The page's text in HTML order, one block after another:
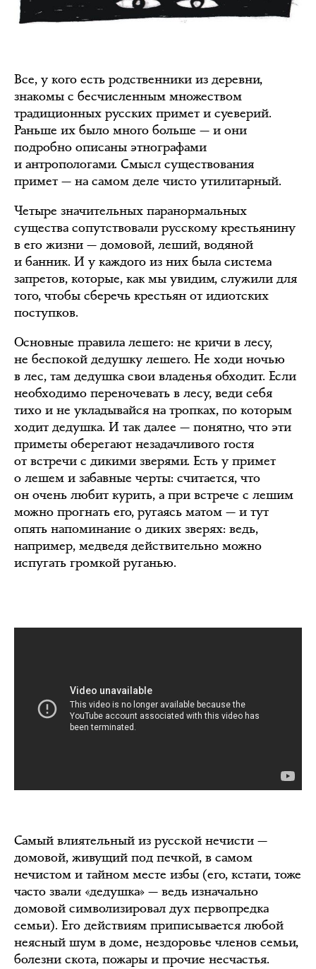
Все, у кого есть родственники из деревни,
знакомы с бесчисленным множеством
традиционных русских примет и суеверий.
Раньше их было много больше — и они
подробно описаны этнографами
и антропологами. Смысл существования
примет — на самом деле чисто утилитарный.
Четыре значительных паранормальных
существа сопутствовали русскому крестьянину
в его жизни — домовой, леший, водяной
и банник. И у каждого из них была система
запретов, которые, как мы увидим, служили для
того, чтобы сберечь крестьян от идиотских
поступков.
Основные правила лешего: не кричи в лесу,
не беспокой дедушку лешего. Не ходи ночью
в лес, там дедушка свои владенья обходит. Если
необходимо переночевать в лесу, веди себя
тихо и не укладывайся на тропках, по которым
ходит дедушка. И так далее — понятно, что эти
приметы оберегают незадачливого гостя
от встречи с дикими зверями. Есть у примет
о лешем и забавные черты: считается, что
он очень любит курить, а при встрече с лешим
можно прогнать его, ругаясь матом — и тут
опять напоминание о диких зверях: ведь,
например, медведя действительно можно
испугать громкой руганью.
Самый влиятельный из русской нечисти —
домовой, живущий под печкой, в самом
нечистом и тайном месте избы (его, кстати, тоже
часто звали «дедушка» — ведь изначально
домовой символизировал дух первопредка
семьи). Его действиям приписывается любой
неясный шум в доме, нездоровье членов семьи,
болезни скота, пожары и прочие несчастья.